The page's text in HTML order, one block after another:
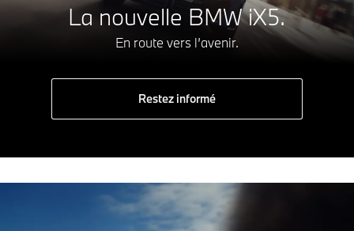
La nouvelle BMW iX5.
En route vers l’avenir.
Restez informé